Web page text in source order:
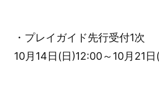
・プレイガイド先行受付1次
10月14日(日)12:00～10月21